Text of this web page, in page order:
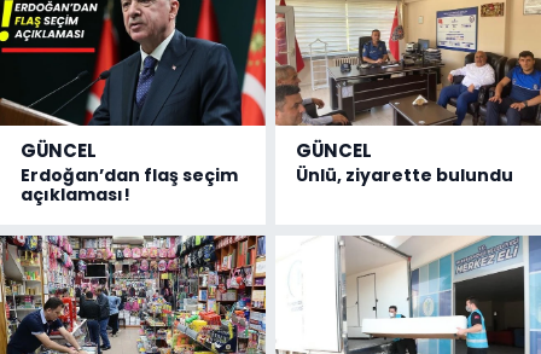
GÜNCEL
Erdoğan’dan flaş seçim
açıklaması!
GÜNCEL
Ünlü, ziyarette bulundu